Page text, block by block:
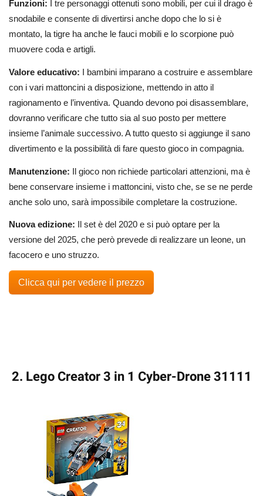
Funzioni:
I tre personaggi ottenuti sono mobili, per cui il drago è
snodabile e consente di divertirsi anche dopo che lo si è
montato, la tigre ha anche le fauci mobili e lo scorpione può
muovere coda e artigli.
Valore educativo: I bambini imparano a costruire e assemblare
con i vari mattoncini a disposizione, mettendo in atto il
ragionamento e l’inventiva. Quando devono poi disassemblare,
dovranno verificare che tutto sia al suo posto per mettere
insieme l’animale successivo. A tutto questo si aggiunge il sano
divertimento e la possibilità di fare questo gioco in compagnia.
Manutenzione: Il gioco non richiede particolari attenzioni, ma è
bene conservare insieme i mattoncini, visto che, se se ne perde
anche solo uno, sarà impossibile completare la costruzione.
Nuova edizione: Il set è del 2020 e si può optare per la
versione del 2025, che però prevede di realizzare un leone, un
facocero e uno struzzo.
Clicca qui per vedere il prezzo
2. Lego Creator 3 in 1 Cyber-Drone 31111